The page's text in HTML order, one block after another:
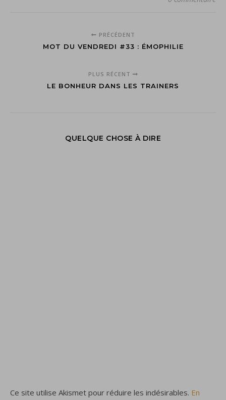
PRÉCÉDENT
MOT DU VENDREDI #33 : ÉMOPHILIE
PLUS RÉCENT
LE BONHEUR DANS LES TRAINERS
QUELQUE CHOSE À DIRE
Ce site utilise Akismet pour réduire les indésirables. En